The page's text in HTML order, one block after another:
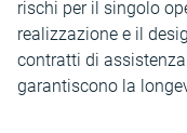
rischi per il singolo
realizzazione e il
contratti di
garantiscono la